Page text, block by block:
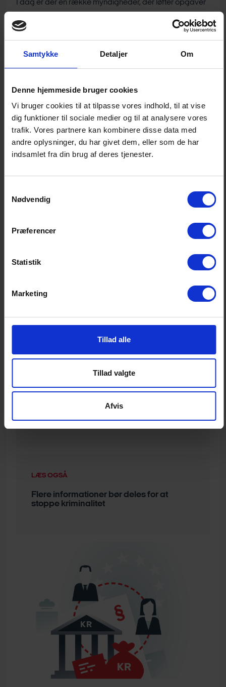
Samtykke Detaljer Om
Denne hjemmeside bruger cookies
Vi bruger cookies til at tilpasse vores indhold, til at vise
dig funktioner til sociale medier og til at analysere vores
trafik. Vores partnere kan kombinere disse data med
andre oplysninger, du har givet dem, eller som de har
indsamlet fra din brug af deres tjenester.
Nødvendig
Præferencer
Statistik
Marketing
Tillad alle
Tillad valgte
Afvis
I dag er der en række myndigheder, der løfter opgaver
PET, Hvidvasksekretariatet, Skattestyrelsen,
Men ingen har et nationalt overordnet og koordinerende
”Det giver naturligvis nogle beslutningsmæssige
udfordringer, når der er to ministerier, tre styrelser og to
specialenheder med hvert sit lovmæssige
udgangspunkt i henholdsvis en civilretlig og en
strafferetlig lov, der sidder med opgaven. Ting falder
hvis der var én central styringsenhed med et klart
mandat og budget. Så kunne der blive rykket noget,”
LÆS OGSÅ
Flere informationer bør deles for at
stoppe kriminalitet